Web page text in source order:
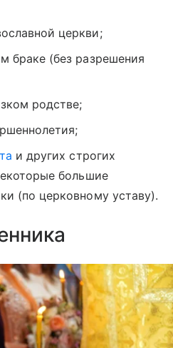
церкви;
браке (без разрешения
родстве;
и других строгих
большие
(по церковному уставу).